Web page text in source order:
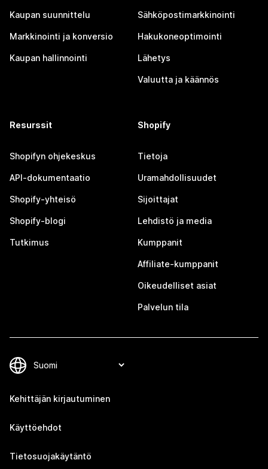
Kaupan suunnittelu
Markkinointi ja konversio
Kaupan hallinnointi
Sähköpostimarkkinointi
Hakukoneoptimointi
Lähetys
Valuutta ja käännös
Resurssit
Shopifyn ohjekeskus
API-dokumentaatio
Shopify-yhteisö
Shopify-blogi
Tutkimus
Shopify
Tietoja
Uramahdollisuudet
Sijoittajat
Lehdistö ja media
Kumppanit
Affiliate-kumppanit
Oikeudelliset asiat
Palvelun tila
Kehittäjän kirjautuminen
Käyttöehdot
Tietosuojakäytäntö